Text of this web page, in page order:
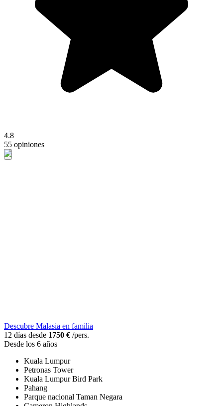
4.8
55 opiniones
Descubre Malasia en familia
12 días desde 1750 € /pers.
Desde los 6 años
Kuala Lumpur
Petronas Tower
Kuala Lumpur Bird Park
Pahang
Parque nacional Taman Negara